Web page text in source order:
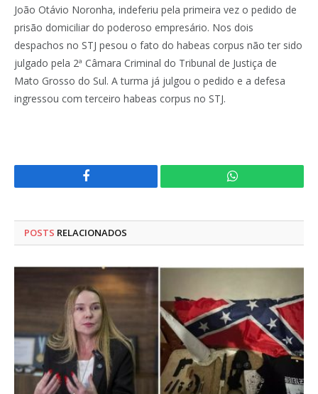
João Otávio Noronha, indeferiu pela primeira vez o pedido de
prisão domiciliar do poderoso empresário. Nos dois
despachos no STJ pesou o fato do habeas corpus não ter sido
julgado pela 2ª Câmara Criminal do Tribunal de Justiça de
Mato Grosso do Sul. A turma já julgou o pedido e a defesa
ingressou com terceiro habeas corpus no STJ.
Facebook WhatsApp
POSTS RELACIONADOS